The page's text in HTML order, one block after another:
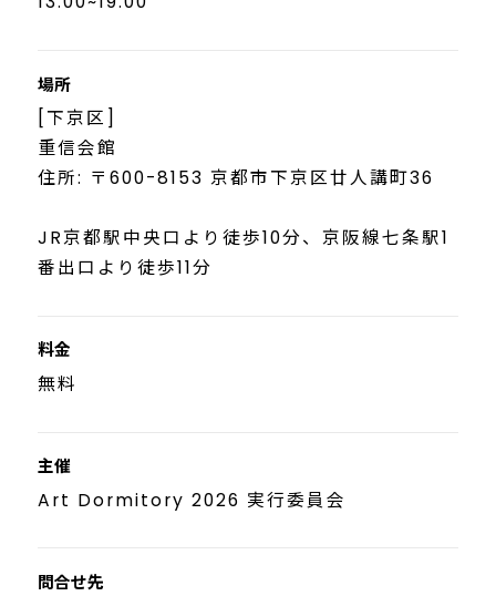
場所
[下京区]
重信会館
住所: 〒600-8153 京都市下京区廿人講町36
JR京都駅中央口より徒歩10分、京阪線七条駅1
番出口より徒歩11分
料金
無料
主催
Art Dormitory 2026 実行委員会
問合せ先